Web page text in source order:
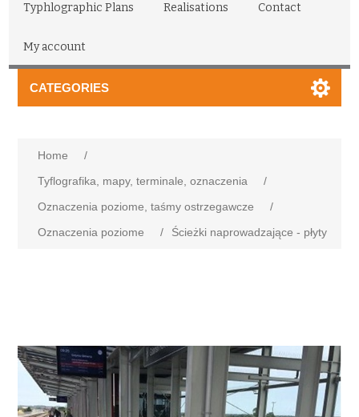
Typhlographic Plans Realisations Contact
My account
CATEGORIES
Home
/
Tyflografika, mapy, terminale, oznaczenia
/
Oznaczenia poziome, taśmy ostrzegawcze
/
Oznaczenia poziome
/ Ścieżki naprowadzające - płyty